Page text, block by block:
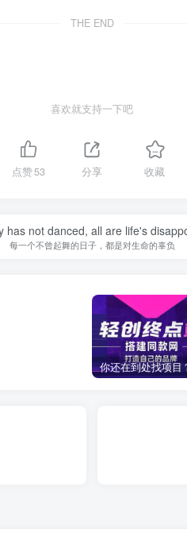
THE END
喜欢就支持一下吧
点赞53 分享 收藏
has not danced, all are life's
每一个不曾起舞的日子，都是对生命的辜负